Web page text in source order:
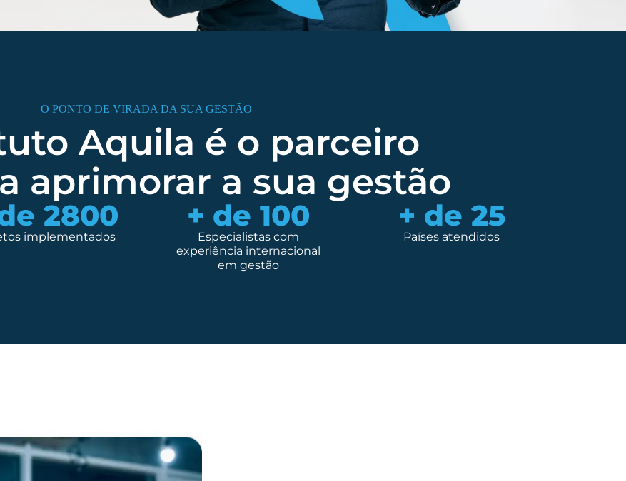
O PONTO DE VIRADA DA SUA GESTÃO
Aquila é o parceiro
aprimorar a sua gestão
implementados
2800
Especialistas com
experiência internacional
em gestão
+ de 100
Países atendidos
+ de 25